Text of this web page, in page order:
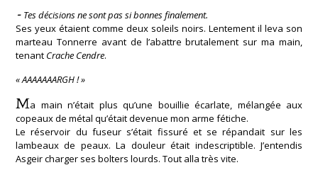
- Tes décisions ne sont pas si bonnes finalement.
Ses yeux étaient comme deux soleils noirs. Lentement il leva son
marteau Tonnerre avant de l’abattre brutalement sur ma main,
tenant Crache Cendre.
« AAAAAAARGH ! »
Ma main n’était plus qu’une bouillie écarlate, mélangée aux
copeaux de métal qu’était devenue mon arme fétiche.
Le réservoir du fuseur s’était fissuré et se répandait sur les
lambeaux de peaux. La douleur était indescriptible. J’entendis
Asgeir charger ses bolters lourds. Tout alla très vite.